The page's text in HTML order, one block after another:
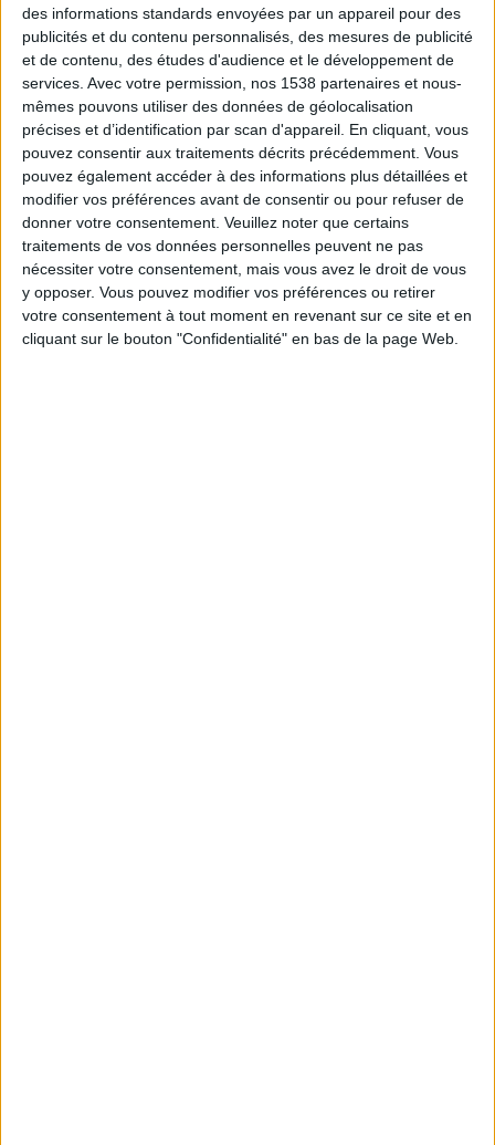
des informations standards envoyées par un appareil pour des
publicités et du contenu personnalisés, des mesures de publicité
et de contenu, des études d'audience et le développement de
services. Avec votre permission, nos 1538 partenaires et nous-
mêmes pouvons utiliser des données de géolocalisation
précises et d’identification par scan d'appareil. En cliquant, vous
pouvez consentir aux traitements décrits précédemment. Vous
pouvez également accéder à des informations plus détaillées et
modifier vos préférences avant de consentir ou pour refuser de
donner votre consentement. Veuillez noter que certains
traitements de vos données personnelles peuvent ne pas
nécessiter votre consentement, mais vous avez le droit de vous
y opposer. Vous pouvez modifier vos préférences ou retirer
votre consentement à tout moment en revenant sur ce site et en
cliquant sur le bouton "Confidentialité" en bas de la page Web.
Combien de kilos souhaitez-vous perdre ?
Moins de
5 kilos
De 5 à 10
kilos
Plus de
10 kilos
Webinaires en direct Voir tout
Chaque semaine, posez vos questions en live
en participant à des vidéo-conférences avec